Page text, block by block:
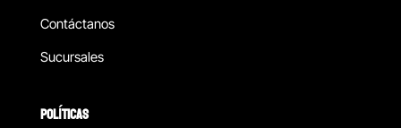
Contáctanos
Sucursales
POLÍTICAS